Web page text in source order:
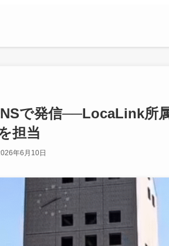
で発信──LocaLink所
担当
年6月10日